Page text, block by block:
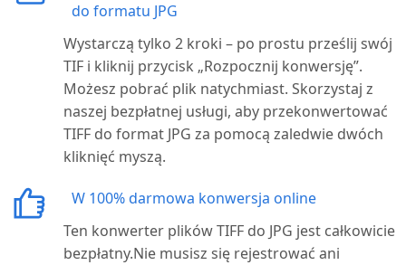
do formatu JPG
Wystarczą tylko 2 kroki – po prostu prześlij swój
TIF i kliknij przycisk „Rozpocznij konwersję”.
Możesz pobrać plik natychmiast. Skorzystaj z
naszej bezpłatnej usługi, aby przekonwertować
TIFF do format JPG za pomocą zaledwie dwóch
kliknięć myszą.
W 100% darmowa konwersja online
Ten konwerter plików TIFF do JPG jest całkowicie
bezpłatny.Nie musisz się rejestrować ani